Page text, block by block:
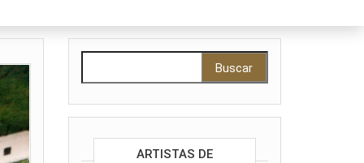
ARTISTAS DE